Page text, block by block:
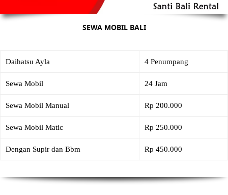
SEWA MOBIL BALI
Daihatsu Ayla 4 Penumpang
Sewa Mobil 24 Jam
Sewa Mobil Manual Rp 200.000
Sewa Mobil Matic Rp 250.000
Dengan Supir dan Bbm Rp 450.000